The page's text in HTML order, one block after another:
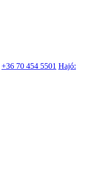
+36 70 454 5501 Hajó: